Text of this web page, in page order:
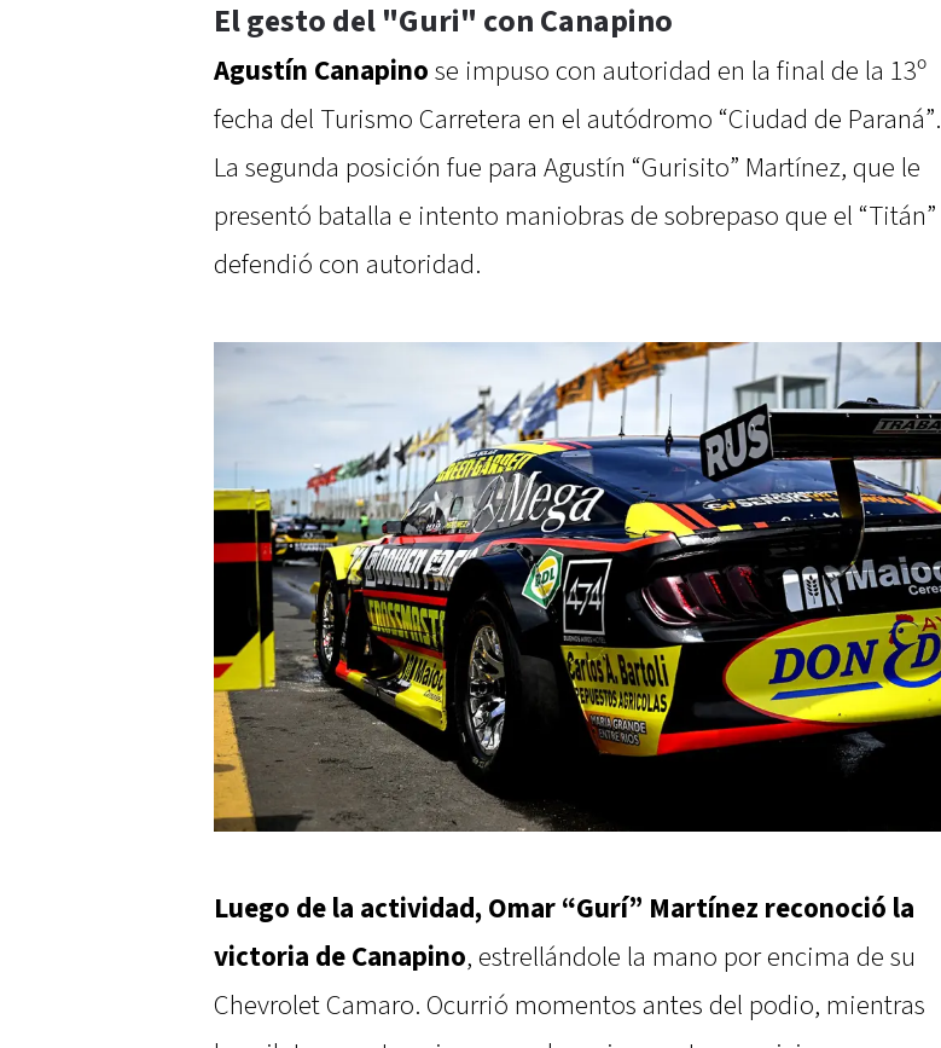
El gesto del "Guri" con Canapino
Agustín Canapino se impuso con autoridad en la final de la 13º
fecha del Turismo Carretera en el autódromo “Ciudad de Paraná”.
La segunda posición fue para Agustín “Gurisito” Martínez, que le
presentó batalla e intento maniobras de sobrepaso que el “Titán”
defendió con autoridad.
Luego de la actividad, Omar “Gurí” Martínez reconoció la
victoria de Canapino, estrellándole la mano por encima de su
Chevrolet Camaro. Ocurrió momentos antes del podio, mientras